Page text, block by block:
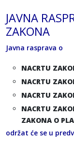
JAVNA
ZAKONA
Javna rasprava o
NACRTU
NACRTU
NACRTU
NACRTU
ZAKONA O
održat će se u